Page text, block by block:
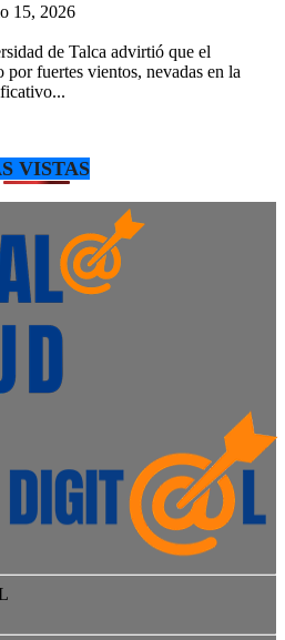
15, 2026
de Talca advirtió que el
por fuertes vientos, nevadas en la
VISTAS